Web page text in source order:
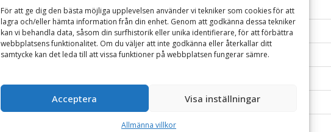
För att ge dig den bästa möjliga upplevelsen använder vi tekniker som cookies för att
lagra och/eller hämta information från din enhet. Genom att godkänna dessa tekniker
kan vi behandla data, såsom din surfhistorik eller unika identifierare, för att förbättra
webbplatsens funktionalitet. Om du väljer att inte godkänna eller återkallar ditt
samtycke kan det leda till att vissa funktioner på webbplatsen fungerar sämre.
Acceptera Visa inställningar
Allmänna villkor
S1/B20 1500 mm
S30/150 1800 mm
S30/180 1800 mm
1800 mm
S50